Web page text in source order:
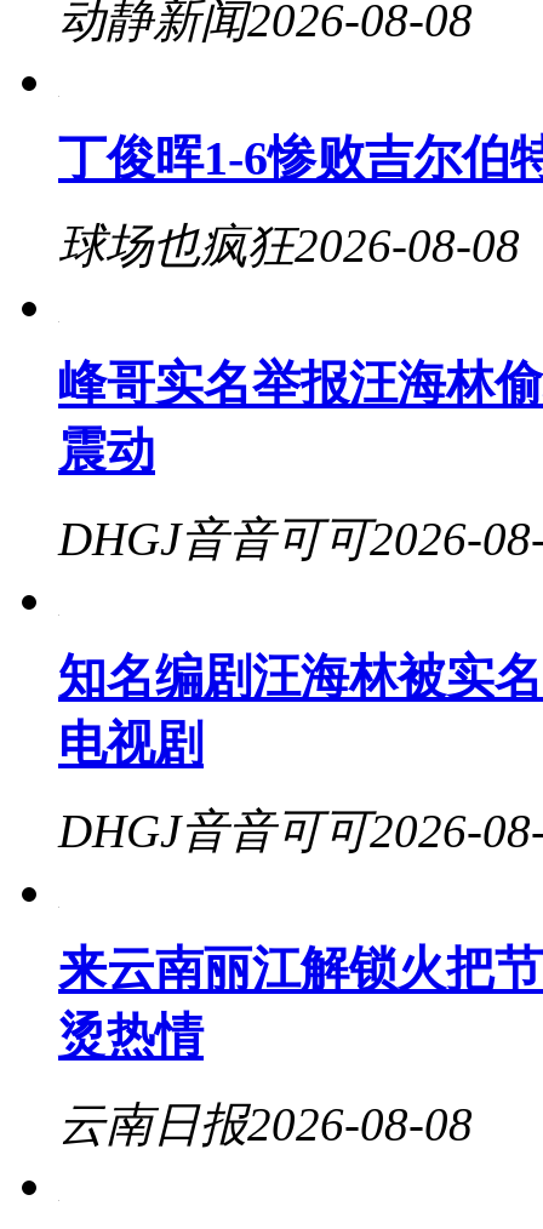
动静新闻2026-08-08
丁俊晖1-6惨败吉尔伯
球场也疯狂2026-08-08
峰哥实名举报汪海林
震动
DHGJ音音可可2026-
知名编剧汪海林被实
电视剧
DHGJ音音可可2026-
来云南丽江解锁火把
烫热情
云南日报2026-08-08